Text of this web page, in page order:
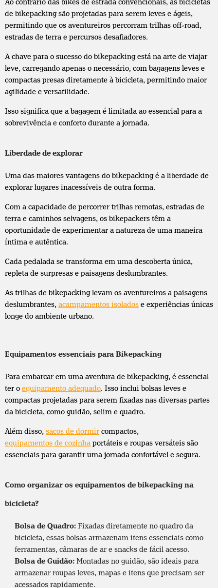
de bikepacking são projetadas para serem leves e ágeis,
permitindo que os aventureiros percorram trilhas off-road,
estradas de terra e percursos desafiadores.
A chave para o sucesso do bikepacking está na arte de viajar
leve, carregando apenas o necessário, com bagagens leves e
compactas presas diretamente à bicicleta, permitindo maior
agilidade e versatilidade.
Isso significa que a bagagem é limitada ao essencial para a
sobrevivência e conforto durante a jornada.
Liberdade de explorar
Uma das maiores vantagens do bikepacking é a liberdade de
explorar lugares inacessíveis de outra forma.
Com a capacidade de percorrer trilhas remotas, estradas de
terra e caminhos selvagens, os bikepackers têm a
oportunidade de experimentar a natureza de uma maneira
íntima e autêntica.
Cada pedalada se transforma em uma descoberta única,
repleta de surpresas e paisagens deslumbrantes.
As trilhas de bikepacking levam os aventureiros a paisagens
deslumbrantes, acampamentos isolados e experiências únicas
longe do ambiente urbano.
Equipamentos essenciais para Bikepacking
Para embarcar em uma aventura de bikepacking, é essencial
ter o equipamento adequado. Isso inclui bolsas leves e
compactas projetadas para serem fixadas nas diversas partes
da bicicleta, como guidão, selim e quadro.
Além disso, sacos de dormircompactos,
equipamentos de cozinha portáteis e roupas versáteis são
essenciais para garantir uma jornada confortável e segura.
Como organizar os equipamentos de bikepacking na
bicicleta?
Bolsa de Quadro: Fixadas diretamente no quadro da
bicicleta, essas bolsas armazenam itens essenciais como
ferramentas, câmaras de ar e snacks de fácil acesso.
Bolsa de Guidão: Montadas no guidão, são ideais para
armazenar roupas leves, mapas e itens que precisam ser
acessados rapidamente.